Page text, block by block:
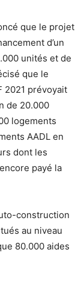
que le projet
d’un
unités et de
que le
2021 prévoyait
de 20.000
logements
AADL en
dont les
payé la
construction
au niveau
80.000 aides